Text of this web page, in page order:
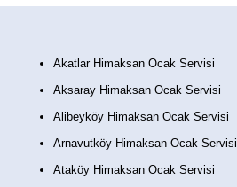
Akatlar Himaksan Ocak Servisi
Aksaray Himaksan Ocak Servisi
Alibeyköy Himaksan Ocak Servisi
Arnavutköy Himaksan Ocak Servisi
Ataköy Himaksan Ocak Servisi